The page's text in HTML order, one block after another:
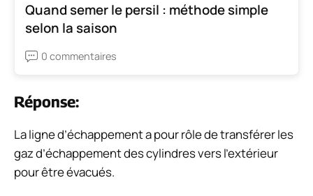
Quand semer le persil : méthode simple
selon la saison
0 commentaires
Réponse:
La ligne d’échappement a pour rôle de transférer les
gaz d’échappement des cylindres vers l’extérieur
pour être évacués.